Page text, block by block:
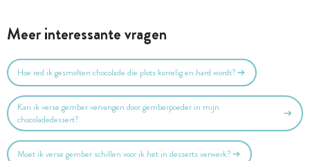
Meer interessante vragen
Hoe red ik gesmolten chocolade die plots korrelig en hard wordt?
Kan ik verse gember vervangen door gemberpoeder in mijn
chocoladedessert?
Moet ik verse gember schillen voor ik het in desserts verwerk?